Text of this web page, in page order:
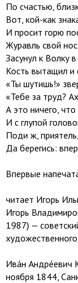
По счастью,
Вот, кой-как
И просит горю
Журавль свой
Засунул к Волку
Кость вытащил и
«Ты шутишь!»
«Тебе за труд?
А это ничего,
И с глупой
Поди ж,
Да берегись:
Впервые
читает Игорь
Игорь
1987) —
Ива́н Андре́евич
ноября 1844,